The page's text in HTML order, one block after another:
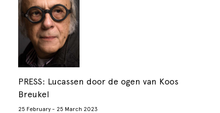
PRESS: Lucassen door de ogen van Koos
Breukel
25 February - 25 March 2023